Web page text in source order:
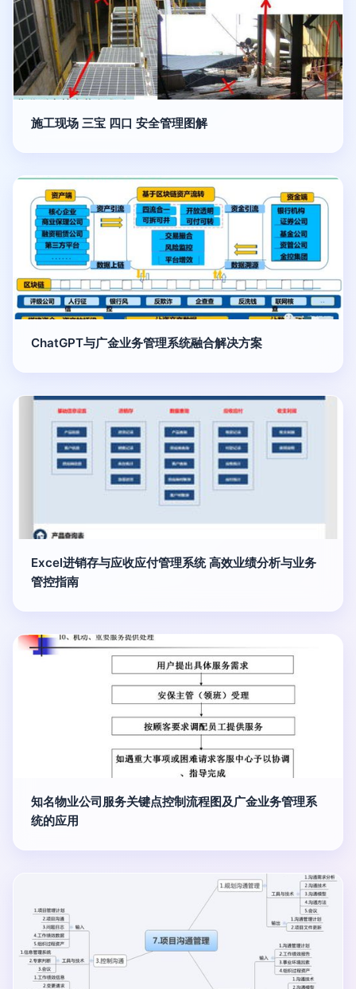
施工现场 三宝 四口 安全管理图解
ChatGPT与广金业务管理系统融合解决方案
Excel进销存与应收应付管理系统 高效业绩分析与业务
管控指南
知名物业公司服务关键点控制流程图及广金业务管理系
统的应用